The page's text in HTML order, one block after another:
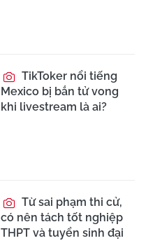
TikToker nổi tiếng
Mexico bị bắn tử vong
khi livestream là ai?
Từ sai phạm thi cử,
có nên tách tốt nghiệp
THPT và tuyển sinh đại